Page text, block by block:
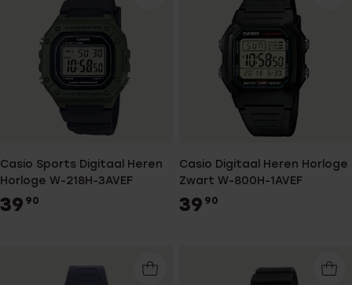
Casio Sports Digitaal Heren
Horloge W-218H-3AVEF
39 90
Casio Digitaal Heren Horloge
Zwart W-800H-1AVEF
39 90